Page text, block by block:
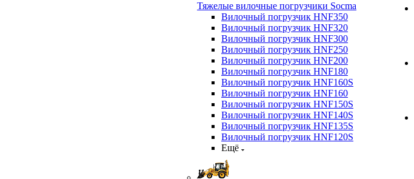
Тяжелые вилочные погрузчики Socma
Вилочный погрузчик HNF350
Вилочный погрузчик HNF320
Вилочный погрузчик HNF300
Вилочный погрузчик HNF250
Вилочный погрузчик HNF200
Вилочный погрузчик HNF180
Вилочный погрузчик HNF160S
Вилочный погрузчик HNF160
Вилочный погрузчик HNF150S
Вилочный погрузчик HNF140S
Вилочный погрузчик HNF135S
Вилочный погрузчик HNF120S
Ещё